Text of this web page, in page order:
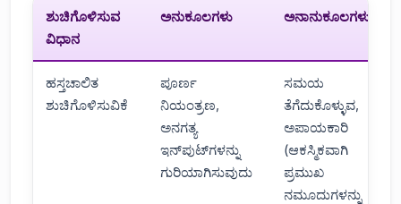
ಶುಚಿಗೊಳಿಸುವ
ವಿಧಾನ
ಅನುಕೂಲಗಳು ಅನಾನುಕೂಲಗಳು
ಹಸ್ತಚಾಲಿತ
ಶುಚಿಗೊಳಿಸುವಿಕೆ
ಪೂರ್ಣ
ನಿಯಂತ್ರಣ,
ಅನಗತ್ಯ
ಇನ್‌ಪುಟ್‌ಗಳನ್ನು
ಗುರಿಯಾಗಿಸುವುದು
ಸಮಯ
ತೆಗೆದುಕೊಳ್ಳುವ,
ಅಪಾಯಕಾರಿ
(ಆಕಸ್ಮಿಕವಾಗಿ
ಪ್ರಮುಖ
ನಮೂದುಗಳನ್ನು